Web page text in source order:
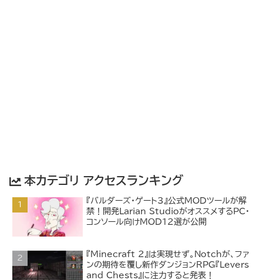
本カテゴリ アクセスランキング
『バルダーズ・ゲート3』公式MODツールが解
禁！開発Larian StudioがオススメするPC・
コンソール向けMOD12選が公開
『Minecraft 2』は実現せず。Notchが、ファ
ンの期待を覆し新作ダンジョンRPG『Levers
and Chests』に注力すると発表！